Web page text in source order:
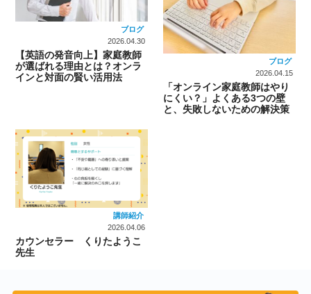
ブログ
2026.04.30
【英語の発音向上】家庭教師
が選ばれる理由とは？オンラ
インと対面の賢い活用法
ブログ
2026.04.15
「オンライン家庭教師はやり
にくい？」よくある3つの壁
と、失敗しないための解決策
講師紹介
2026.04.06
カウンセラー くりたようこ
先生